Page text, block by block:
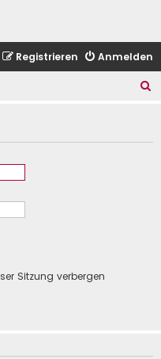
Anmelden
Registrieren
h
Sitzung verbergen